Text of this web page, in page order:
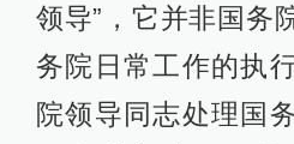
领导”，它并非国务
务院日常工作的执
院领导同志处理国